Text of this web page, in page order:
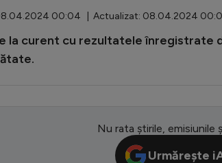
00:04 | Actualizat: 08.04.2024
la curent cu rezultatele înregistrate
Nu rata știrile, emisiunile
Urmărește